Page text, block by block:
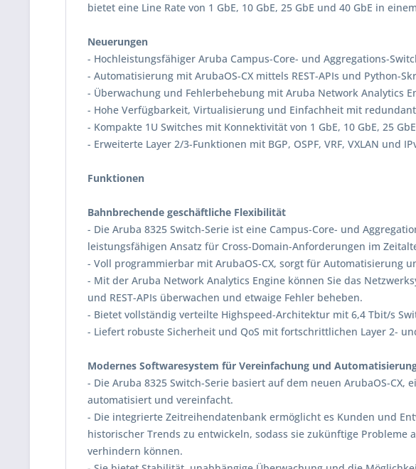
bietet eine Line Rate von 1 GbE, 10 GbE, 25 GbE und 40 GbE in
Neuerungen
- Hochleistungsfähiger Aruba Campus-Core- und Aggregations-
- Automatisierung mit ArubaOS-CX mittels REST-APIs und Python-
- Überwachung und Fehlerbehebung mit Aruba Network Analytics
- Hohe Verfügbarkeit, Virtualisierung und Einfachheit mit
- Kompakte 1U Switches mit Konnektivität von 1 GbE, 10 GbE, 25
- Erweiterte Layer 2/3-Funktionen mit BGP, OSPF, VRF, VXLAN und
Funktionen
Bahnbrechende geschäftliche Flexibilität
- Die Aruba 8325 Switch-Serie ist eine Campus-Core- und
leistungsfähigen Ansatz für Cross-Domain-Anforderungen im
- Voll programmierbar mit ArubaOS-CX, sorgt für Automatisierung
- Mit der Aruba Network Analytics Engine können Sie das
und REST-APIs überwachen und etwaige Fehler beheben.
- Bietet vollständig verteilte Highspeed-Architektur mit 6,4 Tbit/s
- Liefert robuste Sicherheit und QoS mit fortschrittlichen Layer 2-
Modernes Softwaresystem für Vereinfachung und
- Die Aruba 8325 Switch-Serie basiert auf dem neuen ArubaOS-
automatisiert und vereinfacht.
- Die integrierte Zeitreihendatenbank ermöglicht es Kunden und
historischer Trends zu entwickeln, sodass sie zukünftige
verhindern können.